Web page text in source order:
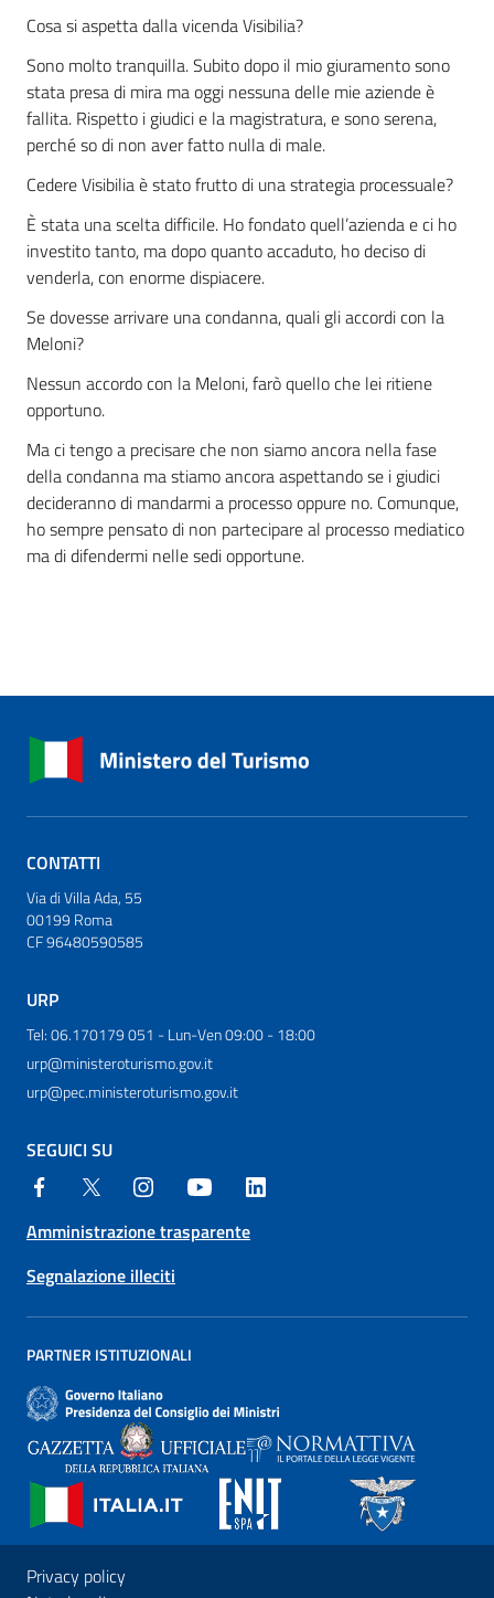
Cosasi aspettadalla vicendaVisibilia?
Sono molto tranquilla.Subito dopo il mio giuramentosono
stata presa di mira ma oggi nessuna delle mie aziende è
fallita. Rispetto i giudici e la magistratura, e sono serena,
perché so di non aver fatto nulla di male.
CedereVisibiliaè statofruttodi una strategia processuale?
È stata una scelta difficile. Ho fondato quell’azienda e ci ho
investito tanto, ma dopo quanto accaduto, ho deciso di
venderla, con enorme dispiacere.
Se dovesse arrivare una condanna, quali gli accordi con la
Meloni?
Nessun accordo con la Meloni, farò quello che lei ritiene
opportuno.
Maci tengo a precisare che non siamo ancora nella fase
della condanna ma stiamo ancora aspettando se i giudici
decideranno di mandarmi a processo oppure no. Comunque,
ho sempre pensato di non partecipare al processo mediatico
ma di difendermi nelle sedi opportune.
CONTATTI
Via di Villa Ada, 55
00199 Roma
CF 96480590585
URP
Tel: 06.170179 051 - Lun-Ven 09:00 - 18:00
urp@ministeroturismo.gov.it
urp@pec.ministeroturismo.gov.it
SEGUICI SU
Amministrazione trasparente
Segnalazione illeciti
PARTNER ISTITUZIONALI
Privacy policy